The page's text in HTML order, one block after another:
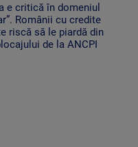
e critică în domeniul
Românii cu credite
riscă să le piardă din
de la ANCPI